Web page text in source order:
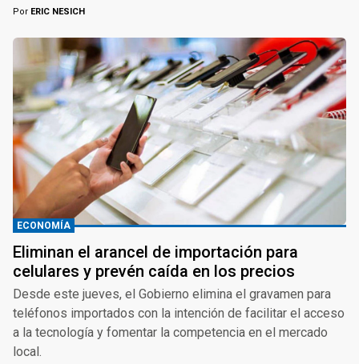
Por ERIC NESICH
ECONOMÍA
Eliminan el arancel de importación para
celulares y prevén caída en los precios
Desde este jueves, el Gobierno elimina el gravamen para
teléfonos importados con la intención de facilitar el acceso
a la tecnología y fomentar la competencia en el mercado
local.